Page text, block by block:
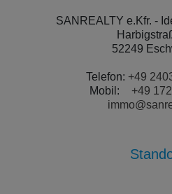
SANREALTY e.Kfr. -
52249
Telefon: +49
Mobil:
+49